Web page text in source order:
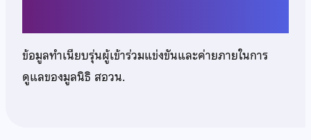
ข้อมูลทำเนียบรุ่นผู้เข้าร่วมแข่งขันและค่ายภายในการ
ดูแลของมูลนิธิ สอวน.